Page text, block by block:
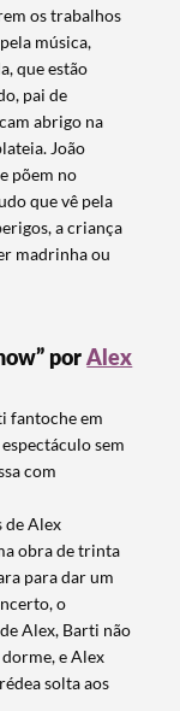
os trabalhos
música,
que estão
pai de
abrigo na
João
põem no
que vê pela
a criança
madrinha ou
porAlex
fantoche em
sem
com
de Alex
obra de trinta
para dar um
o
Alex, Barti não
e Alex
solta aos